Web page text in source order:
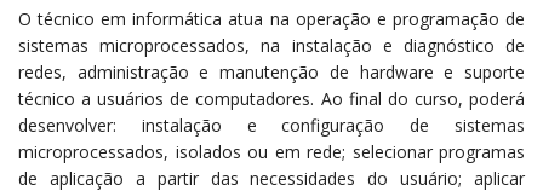
O técnico em informática atua na operação e programação de
sistemas microprocessados, na instalação e diagnóstico de
redes, administração e manutenção de hardware e suporte
técnico a usuários de computadores. Ao final do curso, poderá
desenvolver: instalação e configuração de sistemas
microprocessados, isolados ou em rede; selecionar programas
de aplicação a partir das necessidades do usuário; aplicar